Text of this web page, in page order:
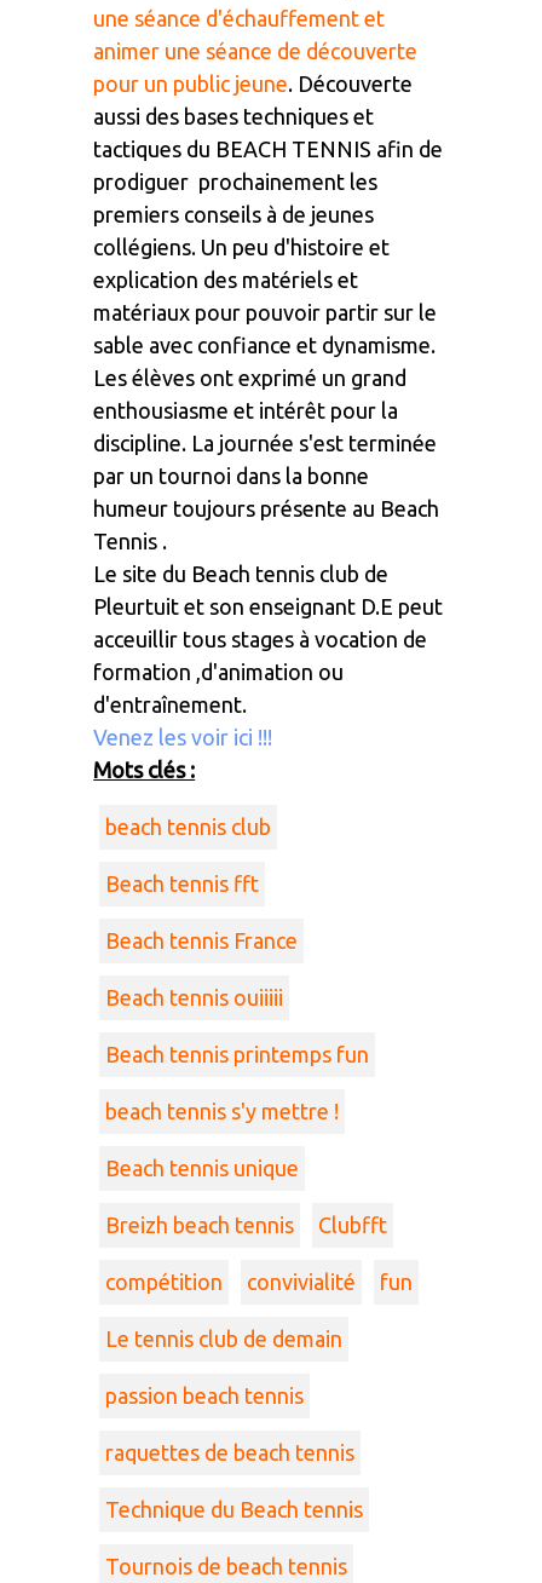
une séance d'échauffement et
animer une séance de découverte
pour un public jeune. Découverte
aussi des bases techniques et
tactiques du BEACH TENNIS afin de
prodiguer prochainement les
premiers conseils à de jeunes
collégiens. Un peu d'histoire et
explication des matériels et
matériaux pour pouvoir partir sur le
sable avec confiance et dynamisme.
Les élèves ont exprimé un grand
enthousiasme et intérêt pour la
discipline. La journée s'est terminée
par un tournoi dans la bonne
humeur toujours présente au Beach
Tennis .
Le site du Beach tennis club de
Pleurtuit et son enseignant D.E peut
acceuillir tous stages à vocation de
formation ,d'animation ou
d'entraînement.
Venez les voir ici !!!
Mots clés :
beach tennis club
Beach tennis fft
Beach tennis France
Beach tennis ouiiiii
Beach tennis printemps fun
beach tennis s'y mettre !
Beach tennis unique
Breizh beach tennis Clubfft
compétition convivialité fun
Le tennis club de demain
passion beach tennis
raquettes de beach tennis
Technique du Beach tennis
Tournois de beach tennis